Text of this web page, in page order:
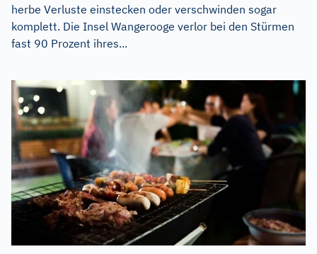
herbe Verluste einstecken oder verschwinden sogar
komplett. Die Insel Wangerooge verlor bei den Stürmen
fast 90 Prozent ihres...